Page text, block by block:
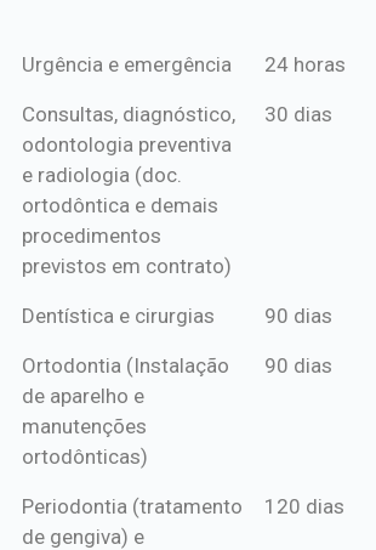
*Procedimentos Amil
*Pagamento
mensal*
Urgência e emergência 24 horas
Consultas, diagnóstico,
odontologia preventiva
e radiologia (doc.
ortodôntica e demais
procedimentos
previstos em contrato)
30 dias
Dentística e cirurgias 90 dias
Ortodontia (Instalação
de aparelho e
manutenções
ortodônticas)
90 dias
Periodontia (tratamento
de gengiva) e
120 dias